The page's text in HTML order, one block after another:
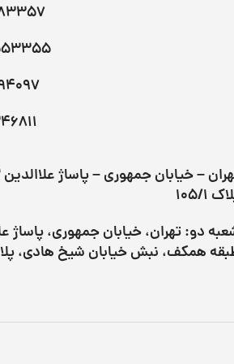
105/1
همکف، نبش خیابان شیخ هادی،